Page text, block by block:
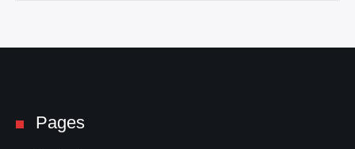
Pages